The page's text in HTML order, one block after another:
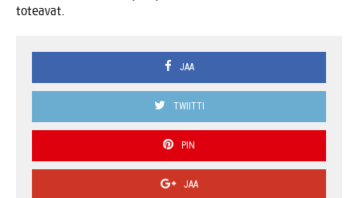
toteavat.
JAA
TWIITTI
PIN
JAA